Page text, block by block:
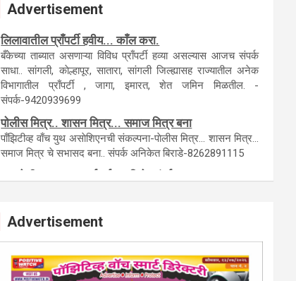
Advertisement
नवशक्ती- फ्री प्रेस जर्नल, मराठी इंग्लीश पेपरला जाहिरात द्या.
टेंडर, नाेटीस, आँक्शन, लिगलच्या सर्व बँका, पतसंस्था यांच्या जाहिरातींना
आम्ही याेग्य दरात प्रसिद्धी देऊ.
लिलावातील प्राँपर्टी हवीय... काँल करा.
साधा.. सांगली, काेल्हापूर, सातारा, सांगली जिल्ह्यासह राज्यातील अनेक
विभागातील प्राँपर्टी , जागा, इमारत, शेत जमिन मिळतील. -
संपर्क-9420939699
कायदेशीर सल्ला या मार्गदर्शन पाहिजे. संपर्क साधा-
परिस्थितीनुसार तुम्ही जर आर्थिक, शैक्षणिक, सामाजिक समस्या, गुन्हेगारी,
शारीरीक त्रास, फसवणूक सारख्या प्रकरणात अडकला असाल, काेर्टाची
पायरी चढला असाल तर चिंता नकाे.. आम्ही मदत करू. मार्गदर्शन करू,
Advertisement